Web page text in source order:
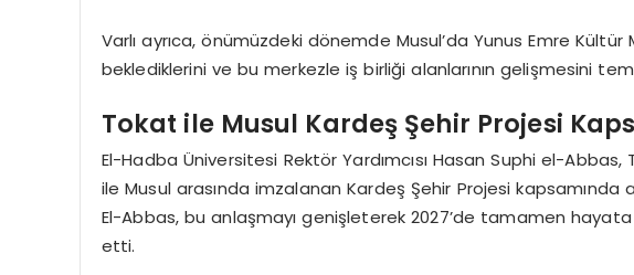
Varlı ayrıca, önümüzdeki dönemde Musul’da Yunus Emre
beklediklerini ve bu merkezle iş birliği alanlarının gelişmesini
Tokat ile Musul Kardeş Şehir Projesi
El-Hadba Üniversitesi Rektör Yardımcısı Hasan Suphi el-Abbas,
ile Musul arasında imzalanan Kardeş Şehir Projesi kapsamında
El-Abbas, bu anlaşmayı genişleterek 2027’de tamamen
etti.